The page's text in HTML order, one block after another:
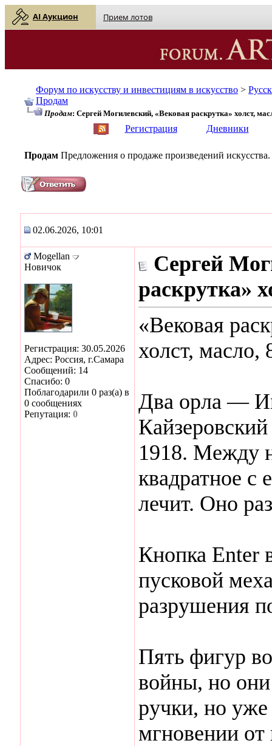
AI Аукцион Прием лотов
Форум по искусству и инвестициям в искусство >
Продам
Продам: Сергей Могилевский, «Вековая раскрутка» холст,
Регистрация Дневники
Продам Предложения о продаже произведений искусства.
02.06.2026, 10:01
Mogellan
Новичок
Регистрация: 30.05.2026
Адрес: Россия, г.Самара
Сообщений: 14
Спасибо: 0
Поблагодарили 0 раз(а) в
0 сообщениях
Репутация: 0
Сергей
раскрутка»
«Вековая
холст, масло,
Два орла —
1918. Между
квадратное с
лечит. Оно
Кнопка Enter
пусковой
разрушения
Пять фигур
войны, но
ручки, но уже
мгновении от